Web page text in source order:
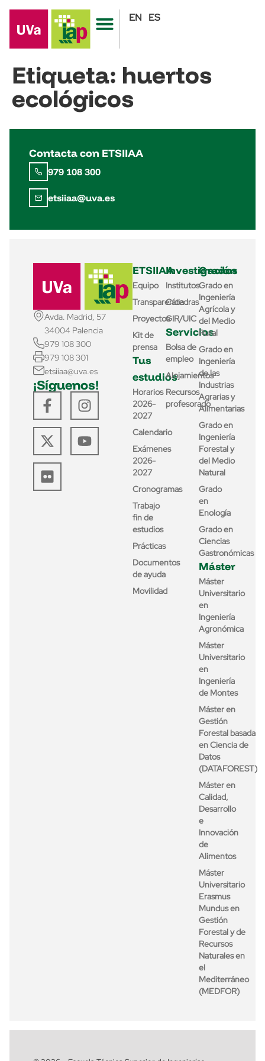
EN ES
Etiqueta: huertos
ecológicos
Contacta con ETSIIAA
979 108 300
etsiiaa@uva.es
Avda. Madrid, 57
34004 Palencia
979 108 300
979 108 301
etsiiaa@uva.es
¡Síguenos!
ETSIIAA
Equipo
Transparencia
Proyectos
Kit de
prensa
Tus
estudios
Horarios
2026-
2027
Calendario
Exámenes
2026-
2027
Cronogramas
Trabajo
fin de
estudios
Prácticas
Documentos
de ayuda
Movilidad
Investigación
Institutos
Cátedras
GIR/UIC
Servicios
Bolsa de
empleo
Alojamientos
Recursos
profesorado
Grados
Grado en
Ingeniería
Agrícola y
del Medio
Rural
Grado en
Ingeniería
de las
Industrias
Agrarias y
Alimentarias
Grado en
Ingeniería
Forestal y
del Medio
Natural
Grado
en
Enología
Grado en
Ciencias
Gastronómicas
Máster
Máster
Universitario
en
Ingeniería
Agronómica
Máster
Universitario
en
Ingeniería
de Montes
Máster en
Gestión
Forestal basada
en Ciencia de
Datos
(DATAFOREST)
Máster en
Calidad,
Desarrollo
e
Innovación
de
Alimentos
Máster
Universitario
Erasmus
Mundus en
Gestión
Forestal y de
Recursos
Naturales en
el
Mediterráneo
(MEDFOR)